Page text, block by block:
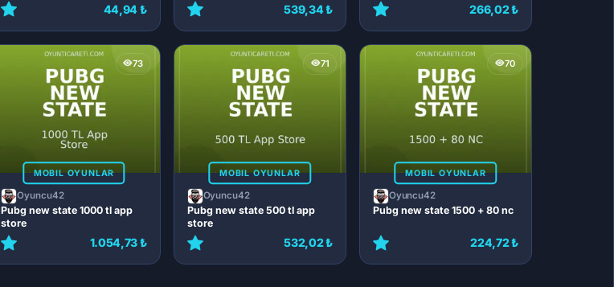
44,94 ₺ 539,34 ₺ 266,02 ₺
73
MOBIL OYUNLAR
Oyuncu42
Pubg new state 1000 tl app
store
1.054,73 ₺
71
MOBIL OYUNLAR
Oyuncu42
Pubg new state 500 tl app
store
532,02 ₺
70
MOBIL OYUNLAR
Oyuncu42
Pubg new state 1500 + 80 nc
224,72 ₺